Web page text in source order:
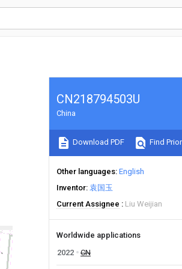
CN218794503U
China
Download PDF Find
Other languages English
Inventor 袁国玉
Current Assignee
Liu Weijian
Worldwide applications
2022
CN